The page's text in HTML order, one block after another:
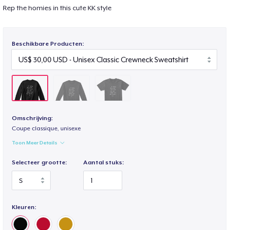
Rep the homies in this cute KK style
Beschikbare Producten:
Omschrijving:
Coupe classique, unisexe
Toon Meer Details
Selecteer grootte: Aantal stuks:
Kleuren: